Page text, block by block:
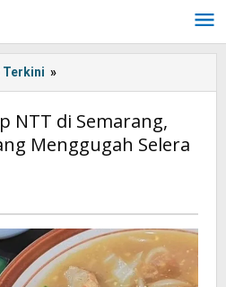
Terkini »
Daging
NTT
di
Menggugah
Selera
NTT di Semarang,
Menggugah Selera